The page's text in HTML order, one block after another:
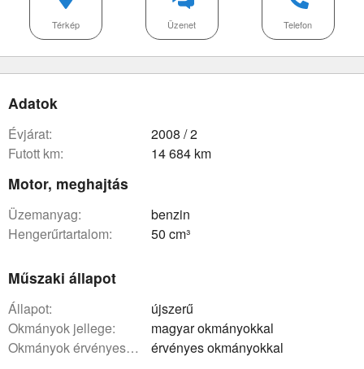
Telefon
Üzenet
Térkép
Adatok
évjárat:
2008 / 2
futott km:
14 684 km
Motor, meghajtás
üzemanyag:
benzin
hengerűrtartalom:
50 cm³
Műszaki állapot
állapot:
újszerű
okmányok jellege:
magyar okmányokkal
okmányok érvényessége:
érvényes okmányokkal